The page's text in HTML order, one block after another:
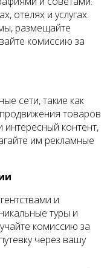
отелях и услугах.
размещайте
комиссию за
сети, такие как
товаров
интересный контент,
им рекламные
и
туры и
комиссию за
через вашу